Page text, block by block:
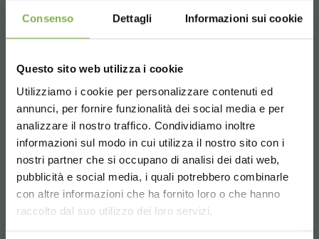
Consenso Dettagli Informazioni sui cookie
Questo sito web utilizza i cookie
Utilizziamo i cookie per personalizzare contenuti ed
annunci, per fornire funzionalità dei social media e per
analizzare il nostro traffico. Condividiamo inoltre
informazioni sul modo in cui utilizza il nostro sito con i
nostri partner che si occupano di analisi dei dati web,
pubblicità e social media, i quali potrebbero combinarle
con altre informazioni che ha fornito loro o che hanno
raccolto dal suo utilizzo dei loro servizi.
Größen: Der Einsatz von Verkaufstischen in
verschiedenen Größen hilft, das Sortiment optimal zu
Überblick über die Produktauswahl zu bieten.
Unterschiedliche Höhen: Eine mehrstufige
Präsentation ist entscheidend, um den Raum
dynamischer zu gestalten, die Pflanzenmerkmale
hervorzuheben und die Benutzerfreundlichkeit der
Ausstellungsfläche zu verbessern.
Vielseitigkeit und einfache
Handhabung
Choose the country you are in and your
language for a better browsing experience
TAUCHE EIN IN UNSERE
WELT!
Ein kleines Geschenk für dich...
5 % Rabattauf deine erste Bestellung *
2 % Rabatt immerauf tutti deine
zukünftigen Einkäufe *
DATENBLATT
HERUNTERLADEN
Melden Sie sich an oder